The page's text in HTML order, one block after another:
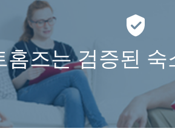
홈즈는 검증된